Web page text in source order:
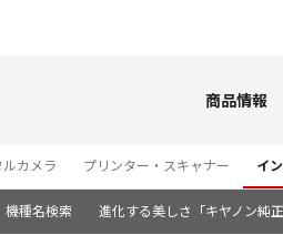
商品情報
カメラ プリンター・スキャナー イ
機種名検索 進化する美しさ「キヤノン純正